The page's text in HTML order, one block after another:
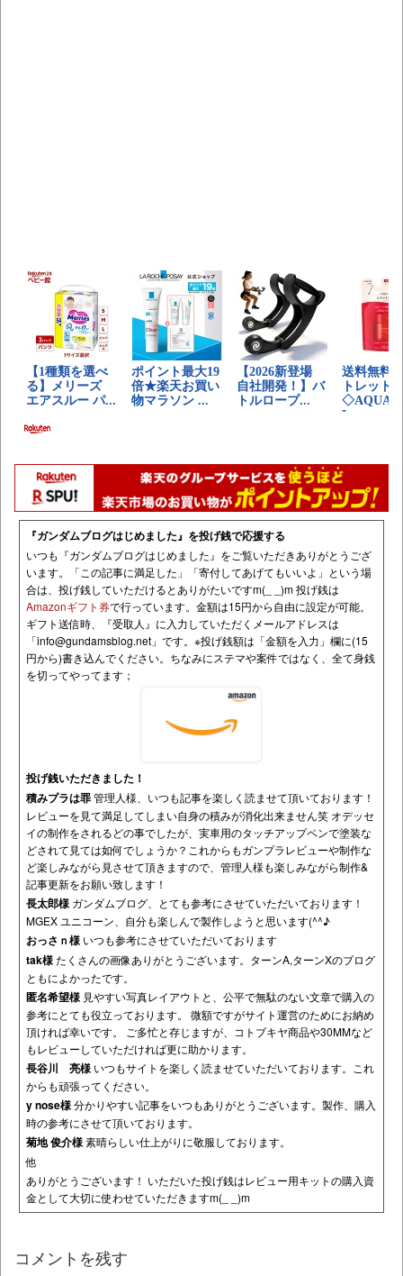
『ガンダムブログはじめました』を投げ銭で応援する
いつも『ガンダムブログはじめました』をご覧いただきありがとうござ
います。「この記事に満足した」「寄付してあげてもいいよ」という場
合は、投げ銭していただけるとありがたいですm(_ _)m 投げ銭は
Amazonギフト券で行っています。金額は15円から自由に設定が可能。
ギフト送信時、『受取人』に入力していただくメールアドレスは
「info@gundamsblog.net 」です。 ※投げ銭額は「金額を入力」欄に(15
円から)書き込んでください。ちなみにステマや案件ではなく、全て身銭
を切ってやってます；
投げ銭いただきました！
積みプラは罪管理人様、いつも記事を楽しく読ませて頂いております！
レビューを見て満足してしまい自身の積みが消化出来ません笑 オデッセ
イの制作をされるどの事でしたが、実車用のタッチアップペンで塗装な
どされて見ては如何でしょうか？これからもガンプラレビューや制作な
ど楽しみながら見させて頂きますので、管理人様も楽しみながら制作&
記事更新をお願い致します！
長太郎様 ガンダムブログ、とても参考にさせていただいております！
MGEX ユニコーン、自分も楽しんで製作しようと思います(^^♪
おっさｎ様 いつも参考にさせていただいております
tak様たくさんの画像ありがとうございます。ターンA,ターンXのブログ
ともによかったです。
匿名希望様 見やすい写真レイアウトと、公平で無駄のない文章で購入の
参考にとても役立っております。 微額ですがサイト運営のためにお納め
頂ければ幸いです。 ご多忙と存じますが、コトブキヤ商品や30MMなど
もレビューしていただければ更に助かります。
長谷川 亮様 いつもサイトを楽しく読ませていただいております。これ
からも頑張ってください。
y nose様分かりやすい記事をいつもありがとうございます。製作、購入
時の参考にさせて頂いております。
菊地 俊介様素晴らしい仕上がりに敬服しております。
他
ありがとうございます！ いただいた投げ銭はレビュー用キットの購入資
金として大切に使わせていただきますm(_ _)m
コメントを残す